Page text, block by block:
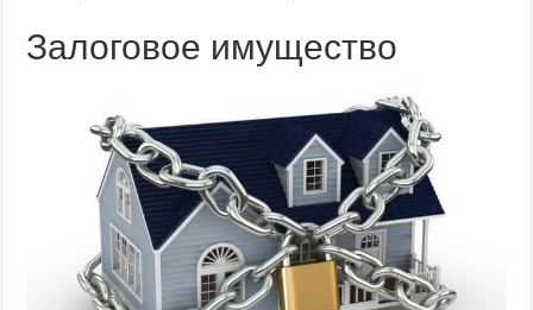
Залоговое имущество